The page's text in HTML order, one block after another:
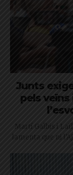
Junts
pels
Martí Galbis i
lamenta que ni